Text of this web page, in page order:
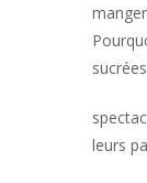
leurs